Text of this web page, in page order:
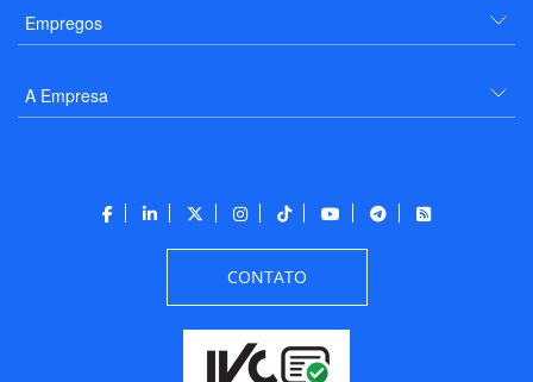
Empregos
A Empresa
CONTATO